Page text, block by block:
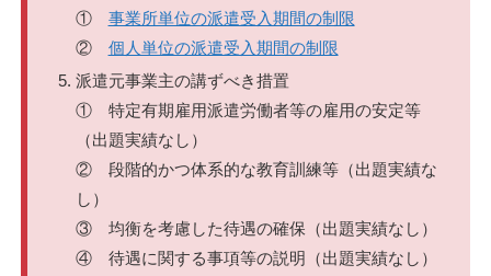
① 事業所単位の派遣受入期間の制限
② 個人単位の派遣受入期間の制限
派遣元事業主の講ずべき措置
① 特定有期雇用派遣労働者等の雇用の安定等
（出題実績なし）
② 段階的かつ体系的な教育訓練等（出題実績な
し）
③ 均衡を考慮した待遇の確保（出題実績なし）
④ 待遇に関する事項等の説明（出題実績なし）